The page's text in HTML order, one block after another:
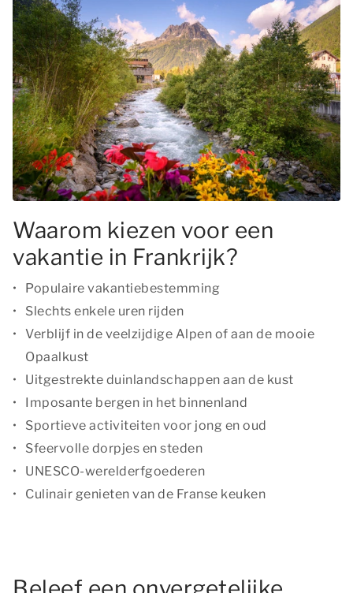
Waarom kiezen voor een
vakantie in Frankrijk?
Populaire vakantiebestemming
Slechts enkele uren rijden
Verblijf in de veelzijdige Alpen of aan de mooie
Opaalkust
Uitgestrekte duinlandschappen aan de kust
Imposante bergen in het binnenland
Sportieve activiteiten voor jong en oud
Sfeervolle dorpjes en steden
UNESCO-werelderfgoederen
Culinair genieten van de Franse keuken